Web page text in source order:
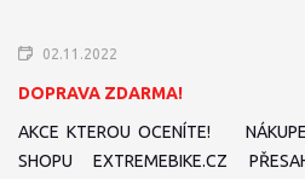
02.11.2022
DOPRAVA ZDARMA!
AKCE KTEROU OCENÍTE!
SHOPU EXTREMEBIKE.CZ